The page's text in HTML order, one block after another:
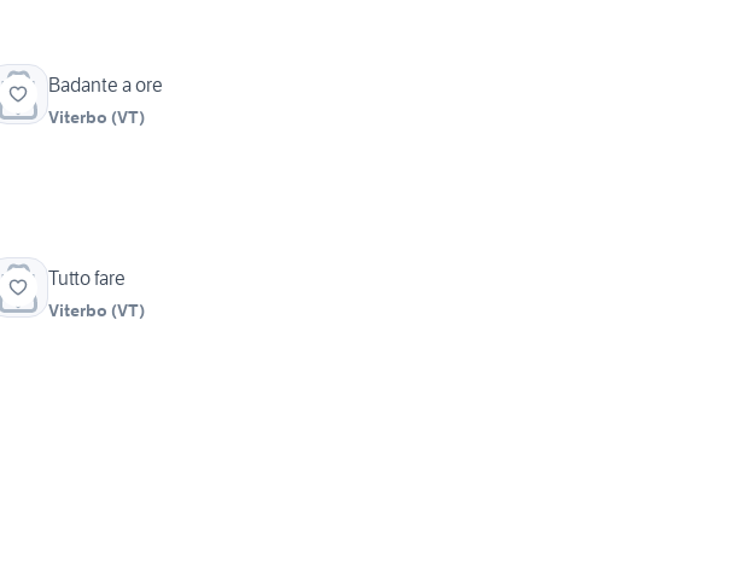
Badante a ore
Viterbo (VT)
Tutto fare
Viterbo (VT)